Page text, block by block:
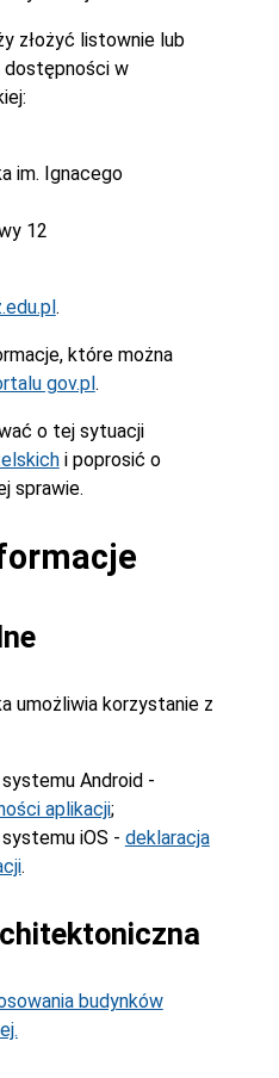
złożyć listownie lub
dostępności w
im. Ignacego
12
.
które można
gov.pl .
o tej sytuacji
i poprosić o
sprawie.
umożliwia korzystanie z
Android -
aplikacji;
iOS - deklaracja
.
budynków